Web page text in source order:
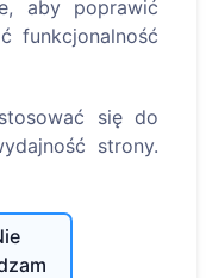
aby poprawić
funkcjonalność
się do
strony.